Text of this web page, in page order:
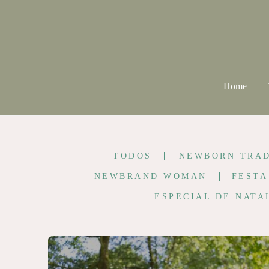
Home
TODOS NEWBORN
NEWBRAND WOMAN
ESPECIAL DE